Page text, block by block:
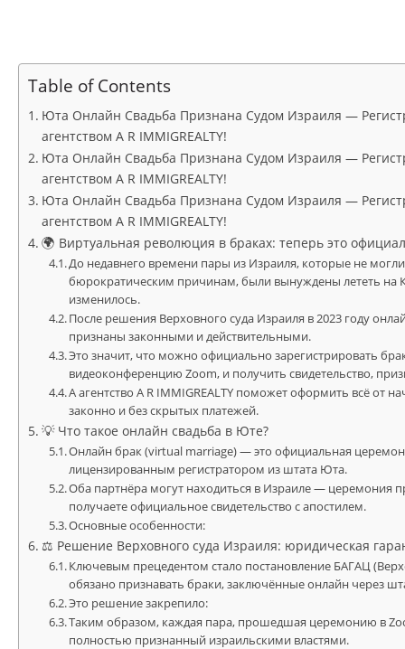
Table of Contents
Юта Онлайн Свадьба Признана Судом Израиля —
агентством A R IMMIGREALTY!
Юта Онлайн Свадьба Признана Судом Израиля —
агентством A R IMMIGREALTY!
Юта Онлайн Свадьба Признана Судом Израиля —
агентством A R IMMIGREALTY!
🌍 Виртуальная революция в браках: теперь это
До недавнего времени пары из Израиля, которые не
бюрократическим причинам, были вынуждены лететь на
изменилось.
После решения Верховного суда Израиля в 2023 году
признаны законными и действительными.
Это значит, что можно официально зарегистрировать
видеоконференцию Zoom, и получить свидетельство,
А агентство A R IMMIGREALTY поможет оформить всё от
законно и без скрытых платежей.
💡 Что такое онлайн свадьба в Юте?
Онлайн брак (virtual marriage) — это официальная
лицензированным регистратором из штата Юта.
Оба партнёра могут находиться в Израиле — церемония
получаете официальное свидетельство с апостилем.
Основные особенности:
⚖ Решение Верховного суда Израиля: юридическая
Ключевым прецедентом стало постановление БАГАЦ
обязано признавать браки, заключённые онлайн через
Это решение закрепило:
Таким образом, каждая пара, прошедшая церемонию в
полностью признанный израильскими властями.